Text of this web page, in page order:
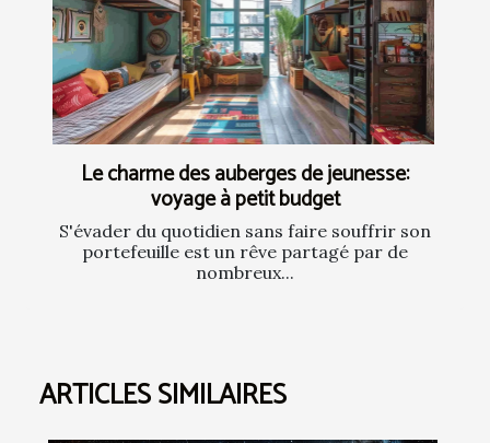
Le charme des auberges de jeunesse:
voyage à petit budget
S'évader du quotidien sans faire souffrir son
portefeuille est un rêve partagé par de
nombreux...
ARTICLES SIMILAIRES